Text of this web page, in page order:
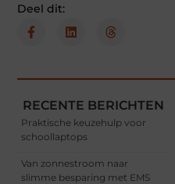
Deel dit:
RECENTE BERICHTEN
Praktische keuzehulp voor
schoollaptops
Van zonnestroom naar
slimme besparing met EMS